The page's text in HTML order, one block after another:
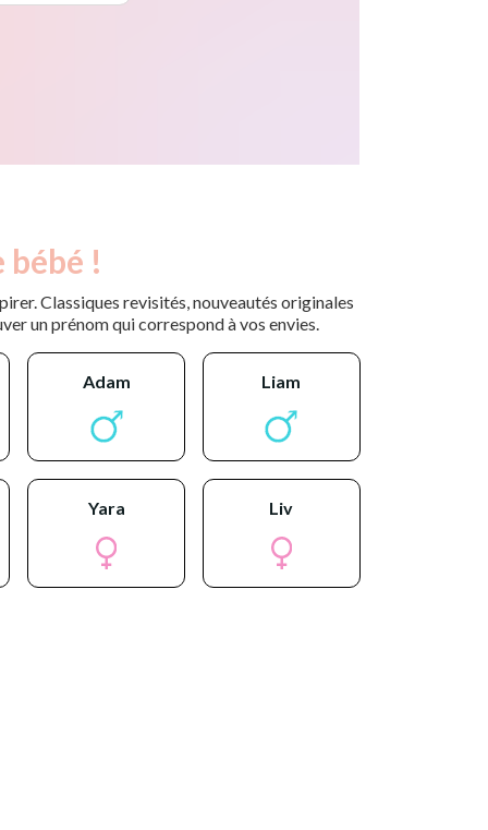
!
Classiques revisités, nouveautés originales
un prénom qui correspond à vos envies.
adam liam
yara liv